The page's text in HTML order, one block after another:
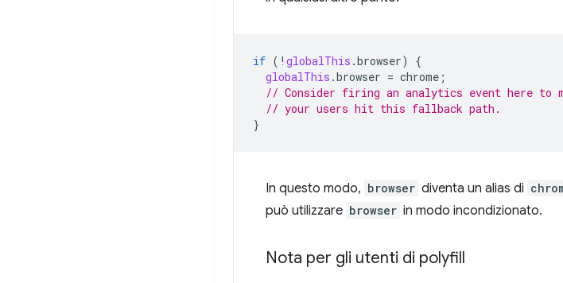
if ( ! globalThis .browser)
{
globalThis .browser = chrome ;
// Consider firing an analytics event here to
// your users hit this fallback path.
}
In questo modo, browser diventa un alias di
può utilizzare browser in modo incondizionato.
Nota per gli utenti di polyfill